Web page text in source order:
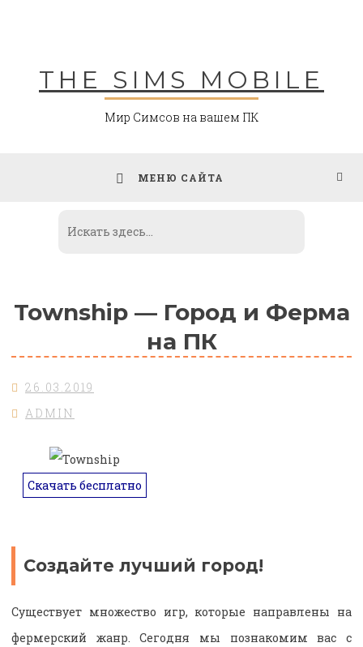
THE SIMS MOBILE
Мир Симсов на вашем ПК
МЕНЮ САЙТА
Township — Город и Ферма
на ПК
26.03.2019
ADMIN
Скачать бесплатно
Создайте лучший город!
Существует множество игр, которые направлены на
фермерский жанр. Сегодня мы познакомим вас с